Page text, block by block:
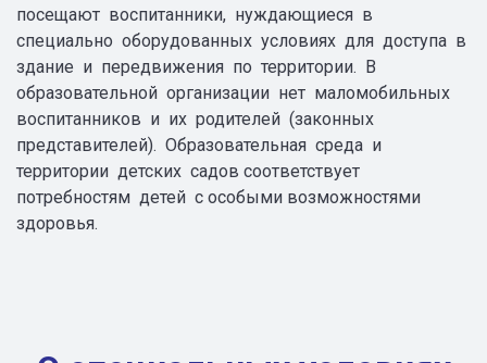
посещают воспитанники, нуждающиеся в
специально оборудованных условиях для доступа в
здание и передвижения по территории. В
образовательной организации нет маломобильных
воспитанников и их родителей (законных
представителей). Образовательная среда и
территории детских садов соответствует
потребностям детей с особыми возможностями
здоровья.